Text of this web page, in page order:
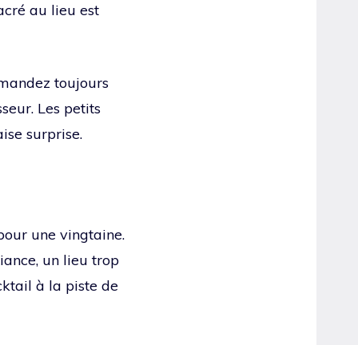
au lieu est
toujours
Les petits
surprise.
une vingtaine.
un lieu trop
à la piste de